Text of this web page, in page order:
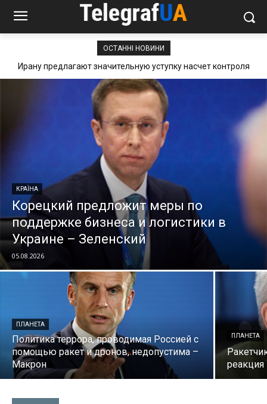
ОСТАННІ НОВИНИ
Ирану предлагают значительную уступку насчет контроля
КРАЇНА
Корецкий предложит меры по
поддержке бизнеса и логистики в
Украине – Зеленский
05.08.2026
ПЛАНЕТА
Политика террора, проводимая Россией с
помощью ракет и дронов, недопустима –
Макрон
ПЛАНЕТА